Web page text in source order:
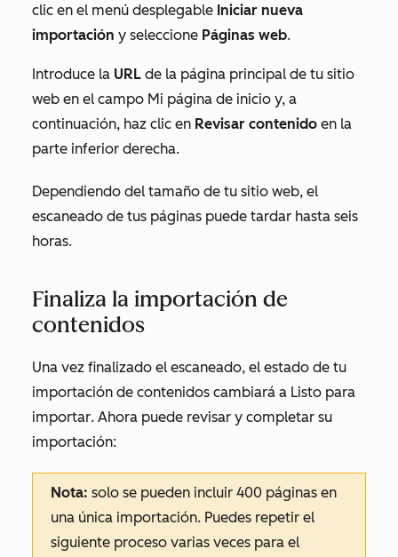
clic en el menú desplegable Iniciar nueva
importación y seleccione Páginas web.
Introduce la URL de la página principal de tu sitio
web en el campo Mi página de inicio y, a
continuación, haz clic en Revisar contenido en la
parte inferior derecha.
Dependiendo del tamaño de tu sitio web, el
escaneado de tus páginas puede tardar hasta seis
horas.
Finaliza la importación de
contenidos
Una vez finalizado el escaneado, el estado de tu
importación de contenidos cambiará a Listo para
importar. Ahora puede revisar y completar su
importación:
Nota: solo se pueden incluir 400 páginas en
una única importación. Puedes repetir el
siguiente proceso varias veces para el